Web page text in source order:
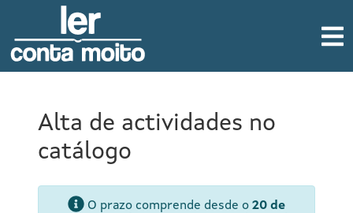
Alta de actividades no
catálogo
O prazo comprende desde o20 de